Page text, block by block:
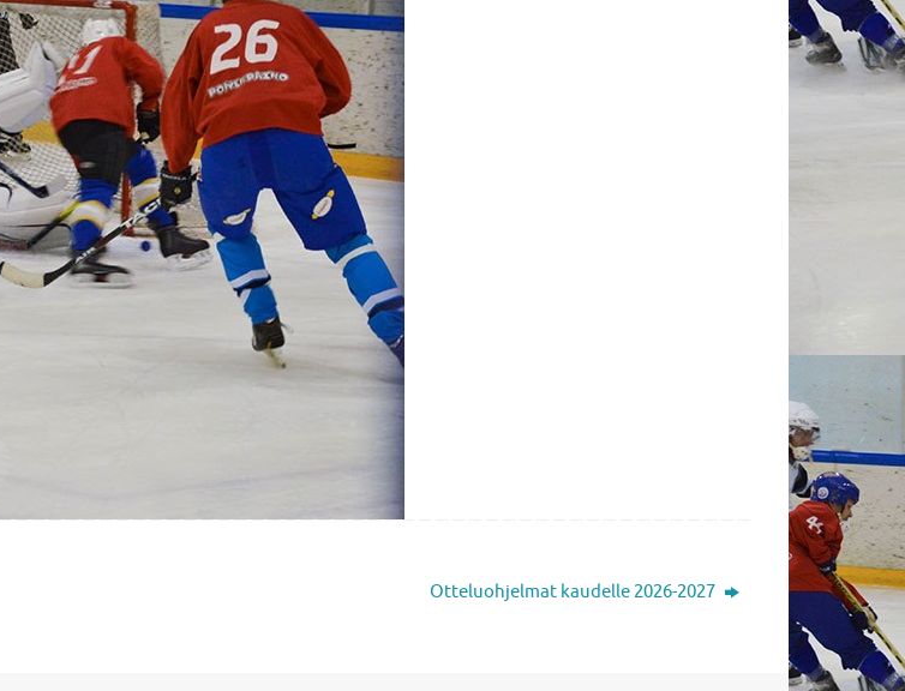
Otteluohjelmat kaudelle 2026-2027